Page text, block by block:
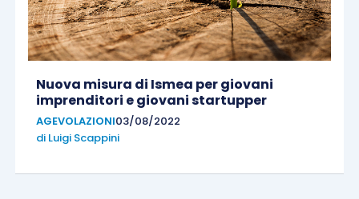
Nuova misura di Ismea per giovani
imprenditori e giovani startupper
AGEVOLAZIONI03/08/2022
di Luigi Scappini